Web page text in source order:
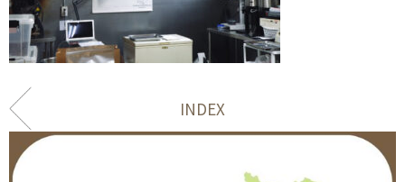
INDEX